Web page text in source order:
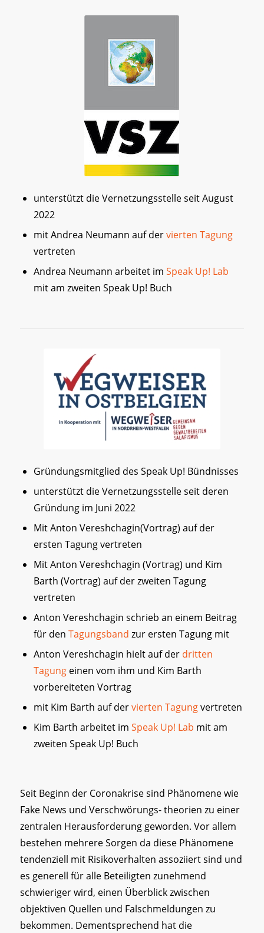
unterstützt die Vernetzungsstelle seit August
2022
mit Andrea Neumann auf dervierten Tagung
vertreten
Andrea Neumann arbeitet im Speak Up! Lab
mit am zweiten Speak Up! Buch
Gründungsmitglied des Speak Up! Bündnisses
unterstützt die Vernetzungsstelle seit deren
Gründung im Juni 2022
Mit Anton Vereshchagin(Vortrag) auf der
ersten Tagung vertreten
Mit Anton Vereshchagin (Vortrag) und Kim
Barth (Vortrag) auf der zweiten Tagung
vertreten
Anton Vereshchagin schrieb an einem Beitrag
für den Tagungsband zur ersten Tagung mit
Anton Vereshchagin hielt auf der dritten
Tagung einen vom ihm und Kim Barth
vorbereiteten Vortrag
mit Kim Barth auf dervierten Tagungvertreten
Kim Barth arbeitet im Speak Up! Lab mit am
zweiten Speak Up! Buch
Seit Beginn der Coronakrise sind Phänomene wie
Fake News und Verschwörungs- theorien zu einer
zentralen Herausforderung geworden. Vor allem
bestehen mehrere Sorgen da diese Phänomene
tendenziell mit Risikoverhalten assoziiert sind und
es generell für alle Beteiligten zunehmend
schwieriger wird, einen Überblick zwischen
objektiven Quellen und Falschmeldungen zu
bekommen. Dementsprechend hat die